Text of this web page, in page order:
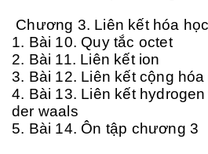
Chương 3. Liên kết hóa học
1. Bài 10. Quy tắc octet
2. Bài 11. Liên kết ion
3. Bài 12. Liên kết cộng hóa
4. Bài 13. Liên kết
der waals
5. Bài 14. Ôn tập chương 3